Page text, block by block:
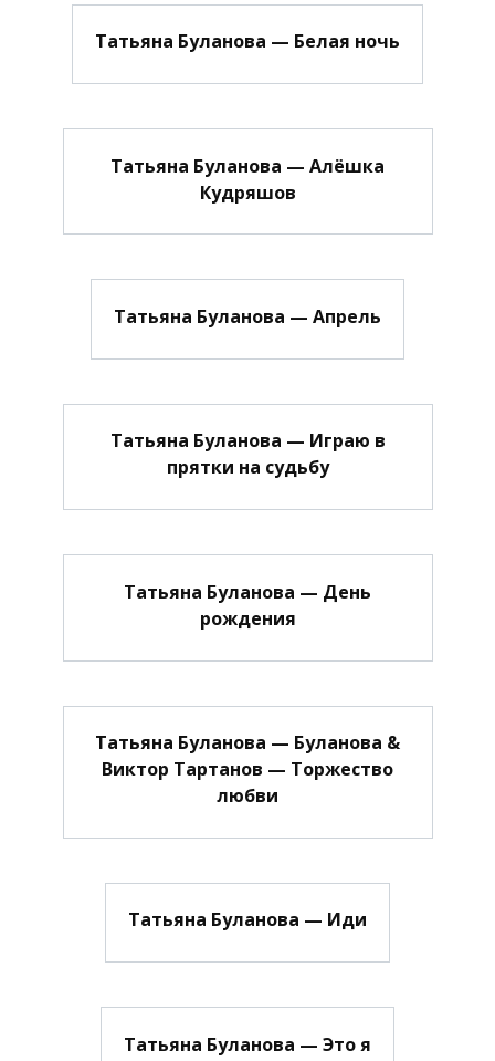
Татьяна Буланова — Белая ночь
Татьяна Буланова — Алёшка
Кудряшов
Татьяна Буланова — Апрель
Татьяна Буланова — Играю в
прятки на судьбу
Татьяна Буланова — День
рождения
Татьяна Буланова — Буланова &
Виктор Тартанов — Торжество
любви
Татьяна Буланова — Иди
Татьяна Буланова — Это я